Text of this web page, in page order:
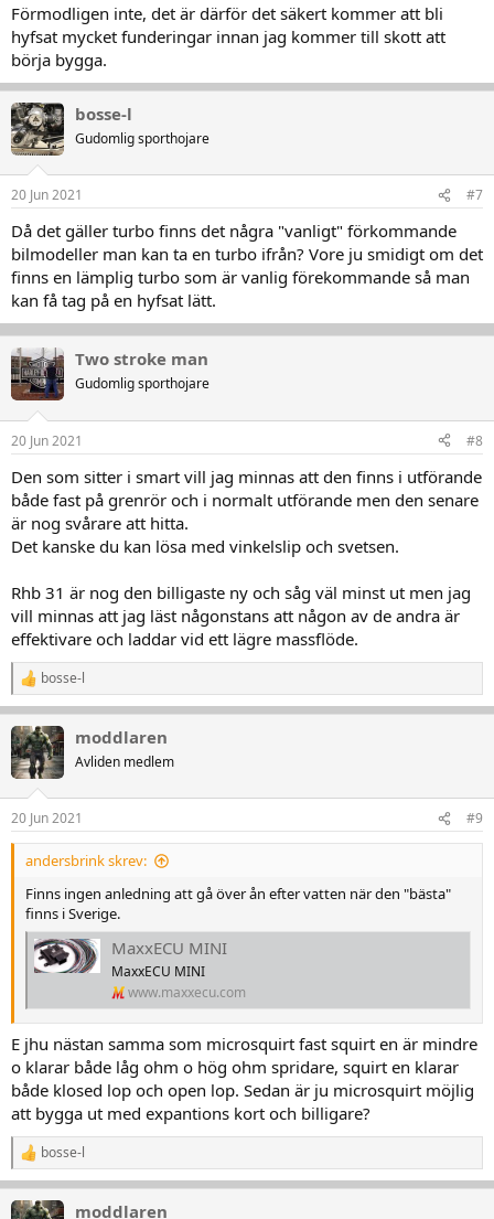
Förmodligen inte, det är därför det säkert kommer att bli
hyfsat mycket funderingar innan jag kommer till skott att
börja bygga.
bosse-l
Gudomlig sporthojare
20 Jun 2021 #7
Då det gäller turbo finns det några "vanligt" förkommande
bilmodeller man kan ta en turbo ifrån? Vore ju smidigt om det
finns en lämplig turbo som är vanlig förekommande så man
kan få tag på en hyfsat lätt.
Two stroke man
Gudomlig sporthojare
20 Jun 2021 #8
Den som sitter i smart vill jag minnas att den finns i utförande
både fast på grenrör och i normalt utförande men den senare
är nog svårare att hitta.
Det kanske du kan lösa med vinkelslip och svetsen.
Rhb 31 är nog den billigaste ny och såg väl minst ut men jag
vill minnas att jag läst någonstans att någon av de andra är
effektivare och laddar vid ett lägre massflöde.
R
e
k
t
i
n
e
r
bosse-l
moddlaren
Avliden medlem
20 Jun 2021 #9
andersbrink skrev:
Finns ingen anledning att gå över ån efter vatten när den "bästa"
finns i Sverige.
MaxxECU MINI
MaxxECU MINI
www.maxxecu.com
E jhu nästan samma som microsquirt fast squirt en är mindre
o klarar både låg ohm o hög ohm spridare, squirt en klarar
både klosed lop och open lop. Sedan är ju microsquirt möjlig
att bygga ut med expantions kort och billigare?
R
e
a
k
bosse-l
moddlaren